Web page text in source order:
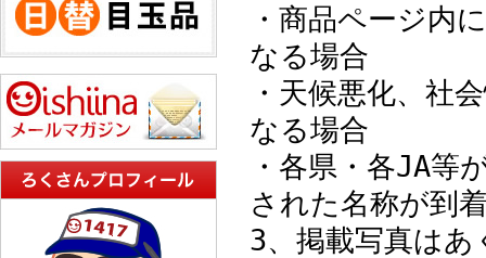
・商品ページ内
なる場合
・天候悪化、社
なる場合
・各県・各JA等
された名称が到
3、掲載写真は